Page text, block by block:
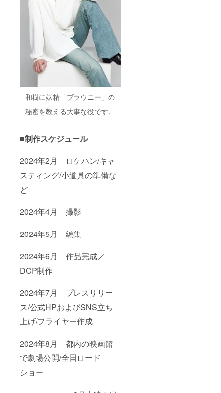
和樹に妖精「ブラウニー」の
秘密を教える大事な役です。
■制作スケジュール
2024年2月 ロケハン/キャ
スティング/小道具の準備な
ど
2024年4月 撮影
2024年5月 編集
2024年6月 作品完成／
DCP制作
2024年7月 プレスリリー
ス/公式HPおよびSNS立ち
上げ/フライヤー作成
2024年8月 都内の映画館
で劇場公開/全国ロード
ショー